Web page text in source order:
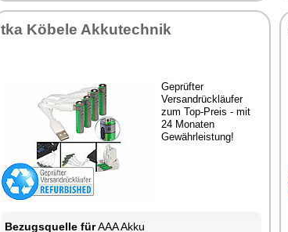
tka Köbele Akkutechnik
Geprüfter
Versandrückläufer
zum Top-Preis - mit
24 Monaten
Gewährleistung!
Bezugsquelle fürAAA Akku